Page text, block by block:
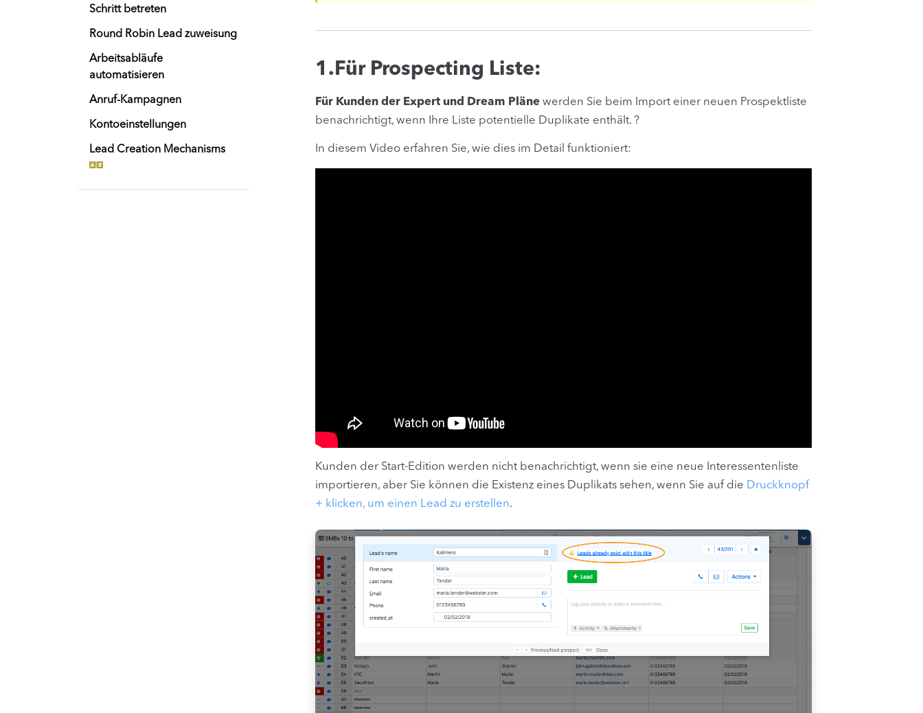
Schritt betreten
Round Robin Lead zuweisung
Arbeitsabläufe
automatisieren
Anruf-Kampagnen
Kontoeinstellungen
Lead Creation Mechanisms
1.Für Prospecting Liste:
Für Kunden der Expert und Dream Pläne werden Sie beim Import einer neuen Prospektliste
benachrichtigt, wenn Ihre Liste potentielle Duplikate enthält. ?
In diesem Video erfahren Sie, wie dies im Detail funktioniert:
Kunden der Start-Edition werden nicht benachrichtigt, wenn sie eine neue Interessentenliste
importieren, aber Sie können die Existenz eines Duplikats sehen, wenn Sie auf die Druckknopf
+ klicken, um einen Lead zu erstellen.